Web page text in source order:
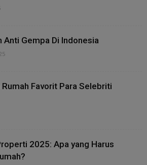
Anti Gempa Di Indonesia
Rumah Favorit Para Selebriti
2025: Apa yang Harus